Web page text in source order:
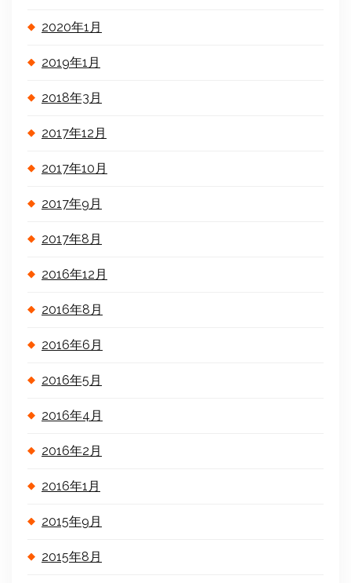
2020年1月
2019年1月
2018年3月
2017年12月
2017年10月
2017年9月
2017年8月
2016年12月
2016年8月
2016年6月
2016年5月
2016年4月
2016年2月
2016年1月
2015年9月
2015年8月